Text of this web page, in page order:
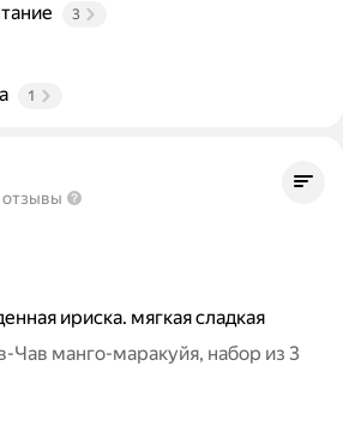
3
1
отзывы
ириска. мягкая сладкая
манго-маракуйя, набор из 3